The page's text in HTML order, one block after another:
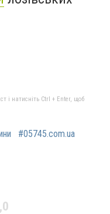
і натисніть Ctrl + Enter, щоб
#05745.com.ua